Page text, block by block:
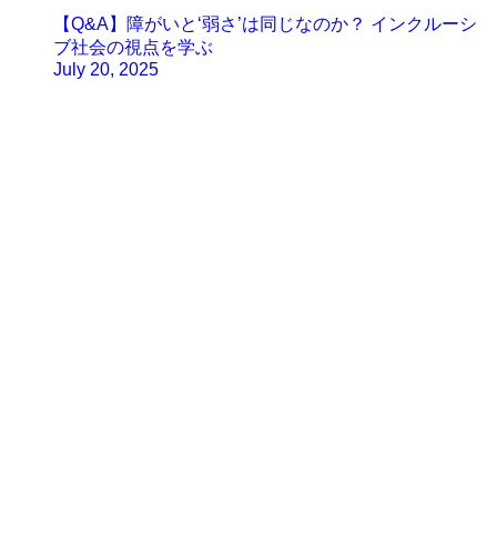
【Q&A】障がいと‘弱さ’は同じなのか？ インクルーシ
ブ社会の視点を学ぶ
July 20, 2025